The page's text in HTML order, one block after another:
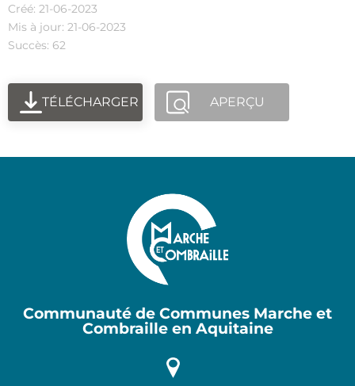
Créé: 21-06-2023
Mis à jour: 21-06-2023
Succès: 62
TÉLÉCHARGER APERÇU
Communauté de Communes Marche et
Combraille en Aquitaine